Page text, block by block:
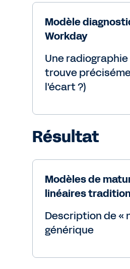
Modèle
Workday
Une radiographie
trouve
l'écart ?)
Résultat
Modèles de
linéaires
Description de «
générique